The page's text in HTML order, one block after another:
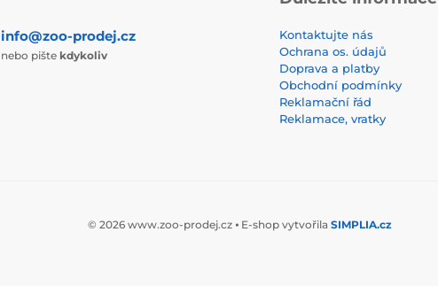
info@zoo-prodej.cz
nebo pište kdykoliv
Kontaktujte nás
Ochrana os. údajů
Doprava a platby
Obchodní podmínky
Reklamační řád
Reklamace, vratky
© 2026 www.zoo-prodej.cz ⦁ E-shop vytvořila SIMPLIA.cz